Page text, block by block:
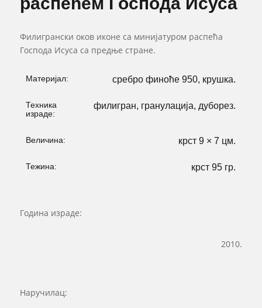
Филигрански оков иконе са минијатуром распећа
Господа Исуса са предње стране.
Материјал: сребро финоће 950, крушка.
Техника
израде:
филигран, гранулација, дуборез.
Величина: крст 9 × 7 цм.
Тежина: крст 95 гр.
Година израде:
2010.
Наручилац: